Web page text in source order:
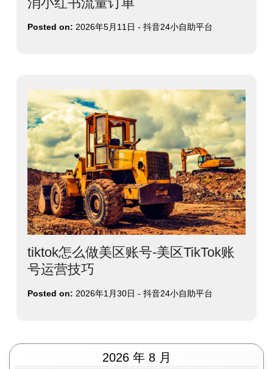
Posted on: 2026年5月11日 - 抖音24小自助平台
tiktok怎么做美区账号-美区TikTok账
号运营技巧
Posted on: 2026年1月30日 - 抖音24小自助平台
2026 年 8 月